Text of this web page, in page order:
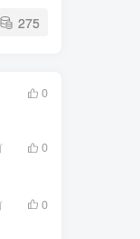
275
0
0
0